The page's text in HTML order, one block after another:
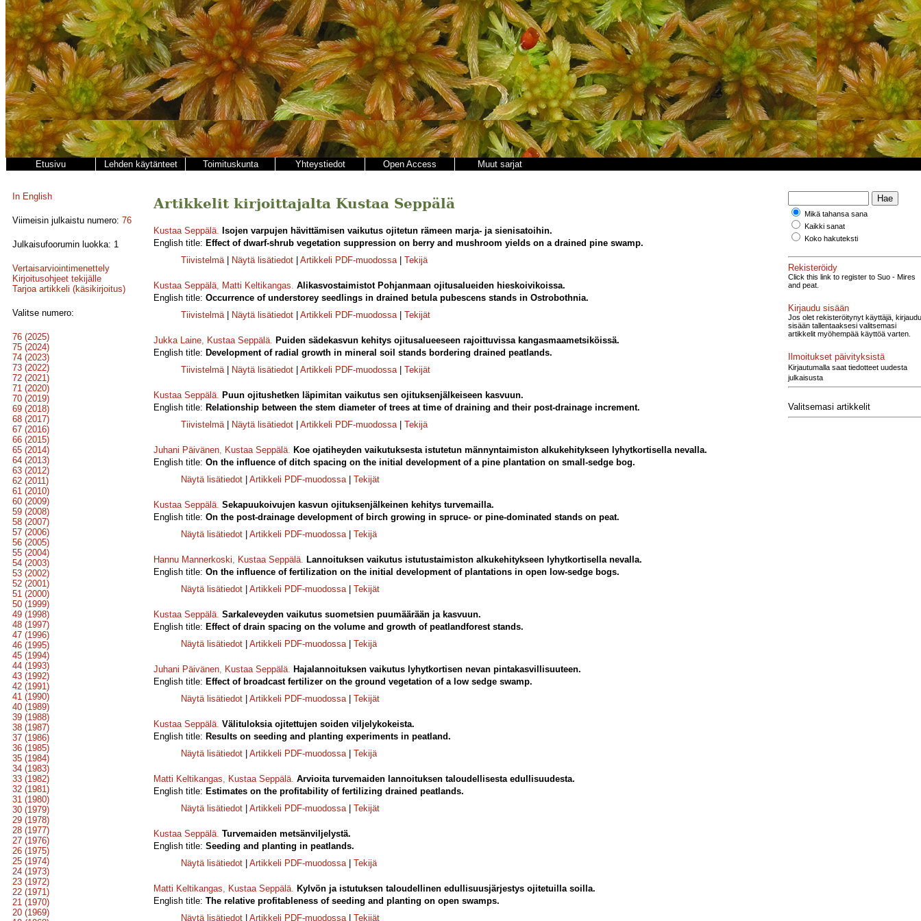
Etusivu Lehden käytänteet Toimituskunta Yhteystiedot Open Access Muut sarjat
In English
Viimeisin julkaistu numero: 76
Julkaisufoorumin luokka: 1
Vertaisarviointimenettely
Kirjoitusohjeet tekijälle
Tarjoa artikkeli (käsikirjoitus)
Valitse numero:
76 (2025)
75 (2024)
74 (2023)
73 (2022)
72 (2021)
71 (2020)
70 (2019)
69 (2018)
68 (2017)
67 (2016)
66 (2015)
65 (2014)
64 (2013)
63 (2012)
62 (2011)
61 (2010)
60 (2009)
59 (2008)
58 (2007)
57 (2006)
56 (2005)
55 (2004)
54 (2003)
53 (2002)
52 (2001)
51 (2000)
50 (1999)
49 (1998)
48 (1997)
47 (1996)
46 (1995)
45 (1994)
44 (1993)
43 (1992)
42 (1991)
41 (1990)
40 (1989)
39 (1988)
38 (1987)
37 (1986)
36 (1985)
35 (1984)
34 (1983)
33 (1982)
32 (1981)
31 (1980)
30 (1979)
29 (1978)
28 (1977)
27 (1976)
26 (1975)
25 (1974)
24 (1973)
23 (1972)
22 (1971)
21 (1970)
20 (1969)
Artikkelit kirjoittajalta Kustaa Seppälä
Kustaa Seppälä. Isojen varpujen hävittämisen vaikutus ojitetun rämeen marja- ja sienisatoihin.
English title: Effect of dwarf-shrub vegetation suppression on berry and mushroom yields on a drained pine swamp.
Tiivistelmä| Näytä lisätiedot Artikkeli PDF-muodossa| Tekijä
Kustaa Seppälä, Matti Keltikangas. Alikasvostaimistot Pohjanmaan ojitusalueiden hieskoivikoissa.
English title: Occurrence of understorey seedlings in drained betula pubescens stands in Ostrobothnia.
Tiivistelmä| Näytä lisätiedot Artikkeli PDF-muodossa| Tekijät
Jukka Laine, Kustaa Seppälä. Puiden sädekasvun kehitys ojitusalueeseen rajoittuvissa kangasmaametsiköissä.
English title: Development of radial growth in mineral soil stands bordering drained peatlands.
Tiivistelmä| Näytä lisätiedot Artikkeli PDF-muodossa| Tekijät
Kustaa Seppälä. Puun ojitushetken läpimitan vaikutus sen ojituksenjälkeiseen kasvuun.
English title: Relationship between the stem diameter of trees at time of draining and their post-drainage increment.
Tiivistelmä| Näytä lisätiedot Artikkeli PDF-muodossa| Tekijä
Juhani Päivänen, Kustaa Seppälä. Koe ojatiheyden vaikutuksesta istutetun männyntaimiston alkukehitykseen lyhytkortisella nevalla.
English title: On the influence of ditch spacing on the initial development of a pine plantation on small-sedge bog.
Näytä lisätiedot
Artikkeli PDF-muodossa| Tekijät
Kustaa Seppälä. Sekapuukoivujen kasvun ojituksenjälkeinen kehitys turvemailla.
English title: On the post-drainage development of birch growing in spruce- or pine-dominated stands on peat.
Näytä lisätiedot
Artikkeli PDF-muodossa| Tekijä
Hannu Mannerkoski, Kustaa Seppälä. Lannoituksen vaikutus istutustaimiston alkukehitykseen lyhytkortisella nevalla.
English title: On the influence of fertilization on the initial development of plantations in open low-sedge bogs.
Näytä lisätiedot
Artikkeli PDF-muodossa| Tekijät
Kustaa Seppälä. Sarkaleveyden vaikutus suometsien puumäärään ja kasvuun.
English title: Effect of drain spacing on the volume and growth of peatlandforest stands.
Näytä lisätiedot
Artikkeli PDF-muodossa| Tekijä
Juhani Päivänen, Kustaa Seppälä. Hajalannoituksen vaikutus lyhytkortisen nevan pintakasvillisuuteen.
English title: Effect of broadcast fertilizer on the ground vegetation of a low sedge swamp.
Näytä lisätiedot
Artikkeli PDF-muodossa| Tekijät
Kustaa Seppälä. Välituloksia ojitettujen soiden viljelykokeista.
English title: Results on seeding and planting experiments in peatland.
Näytä lisätiedot
Artikkeli PDF-muodossa| Tekijä
Matti Keltikangas, Kustaa Seppälä. Arvioita turvemaiden lannoituksen taloudellisesta edullisuudesta.
English title: Estimates on the profitability of fertilizing drained peatlands.
Näytä lisätiedot
Artikkeli PDF-muodossa| Tekijät
Kustaa Seppälä. Turvemaiden metsänviljelystä.
English title: Seeding and planting in peatlands.
Näytä lisätiedot
Artikkeli PDF-muodossa| Tekijä
Matti Keltikangas, Kustaa Seppälä. Kylvön ja istutuksen taloudellinen edullisuusjärjestys ojitetuilla soilla.
English title: The relative profitableness of seeding and planting on open swamps.
Näytä lisätiedot
Artikkeli PDF-muodossa| Tekijät
Mikä tahansa sana
Kaikki sanat
Koko hakuteksti
Rekisteröidy
Click this link to register to Suo - Mires
and peat.
Kirjaudu sisään
Jos olet rekisteröitynyt käyttäjä, kirjaudu
sisään tallentaaksesi valitsemasi
artikkelit myöhempää käyttöä varten.
Ilmoitukset päivityksistä
Kirjautumalla saat tiedotteet uudesta
julkaisusta
Valitsemasi artikkelit